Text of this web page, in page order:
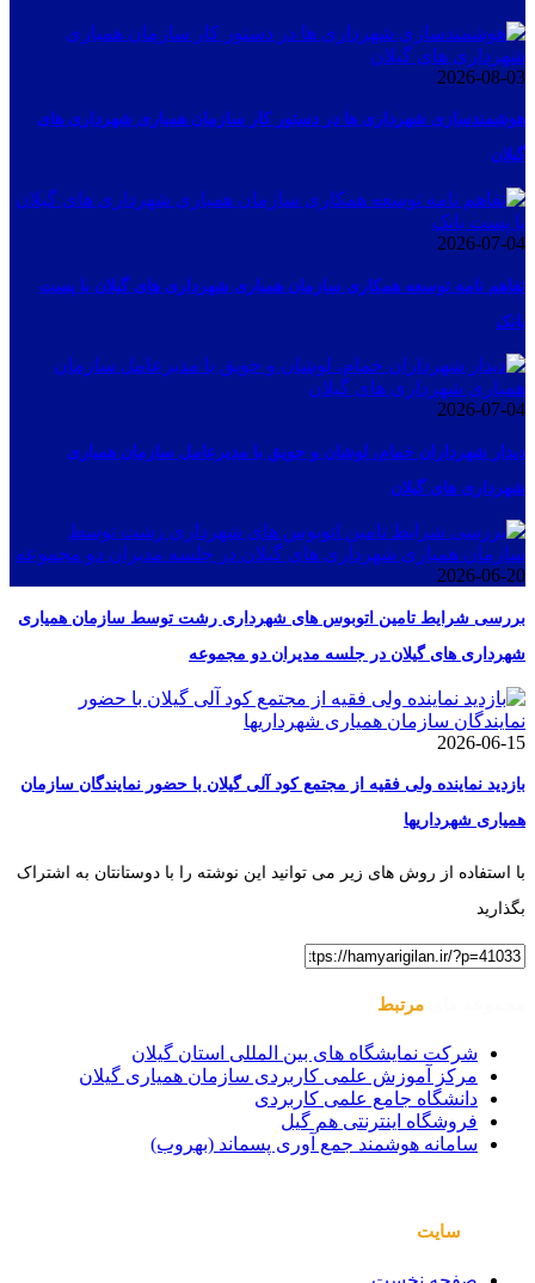
2026-08-03
هوشمندسازی شهرداری ها در دستور کار سازمان همیاری شهرداری های
گیلان
2026-07-04
تفاهم نامه توسعه همکاری سازمان همیاری شهرداری های گیلان با پست
بانک
2026-07-04
دیدار شهرداران خمام، لوشان و حویق با مدیرعامل سازمان همیاری
شهرداری های گیلان
2026-06-20
بررسی شرایط تامین اتوبوس های شهرداری رشت توسط سازمان همیاری
شهرداری های گیلان در جلسه مدیران دو مجموعه
2026-06-15
بازدید نماینده ولی فقیه از مجتمع کود آلی گیلان با حضور نمایندگان سازمان
همیاری شهرداریها
با استفاده از روش های زیر می توانید این نوشته را با دوستانتان به اشتراک
بگذارید
مرتبط
شرکت نمایشگاه های بین المللی استان گیلان
مرکز آموزش علمی کاربردی سازمان همیاری گیلان
دانشگاه جامع علمی کاربردی
فروشگاه اینترنتی هم گیل
سامانه هوشمند جمع آوری پسماند (بهروب)
سایت